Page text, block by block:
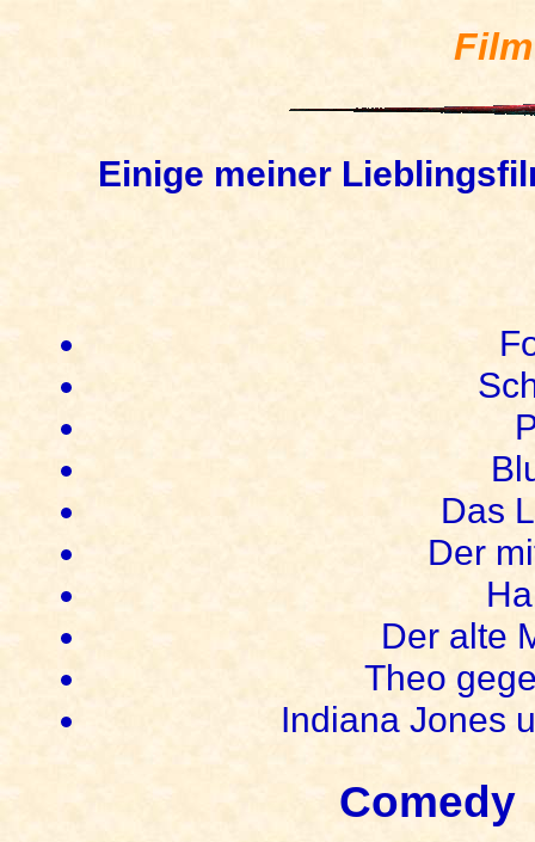
Einige meiner
Das
Der
Der alte
Theo
Indiana Jones
Comedy